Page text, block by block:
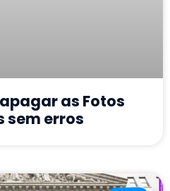
as Fotos
sem erros